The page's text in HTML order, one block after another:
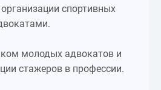
спортивных
молодых адвокатов и
стажеров в профессии.